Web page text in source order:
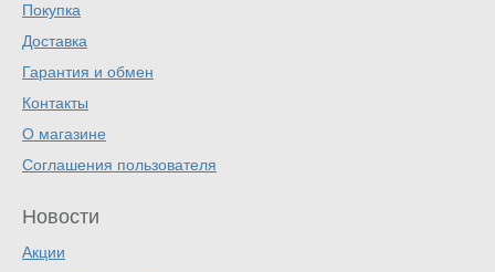
Покупка
Доставка
Гарантия и обмен
Контакты
О магазине
Соглашения пользователя
Новости
Акции